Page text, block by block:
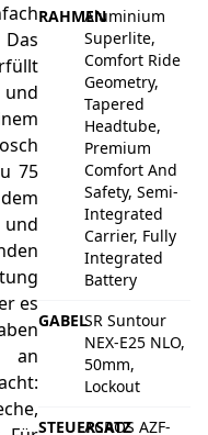
75
und
es
an
RAHMENAluminium
Superlite,
Comfort Ride
Geometry,
Tapered
Headtube,
Premium
Comfort And
Safety, Semi-
Integrated
Carrier, Fully
Integrated
Battery
GABELSR Suntour
NEX-E25 NLO,
50mm,
Lockout
STEUERSATZ
ACROS AZF-